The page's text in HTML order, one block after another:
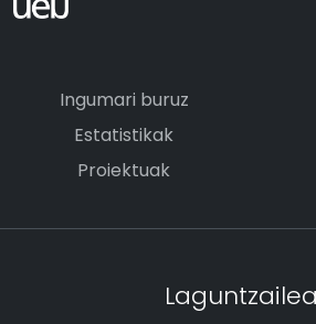
Ingumari buruz
Estatistikak
Proiektuak